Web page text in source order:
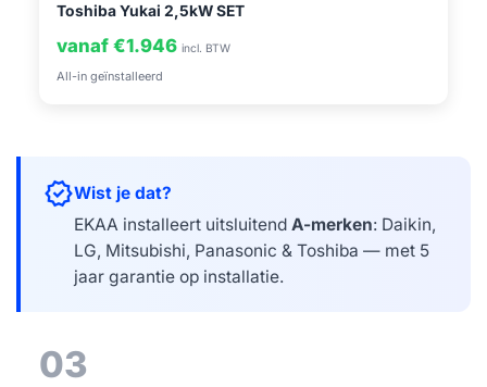
Toshiba Yukai 2,5kW SET
vanaf €1.946 incl. BTW
All-in geïnstalleerd
verifiedWist je dat?
EKAA installeert uitsluitend A-merken: Daikin,
LG, Mitsubishi, Panasonic & Toshiba — met 5
jaar garantie op installatie.
03